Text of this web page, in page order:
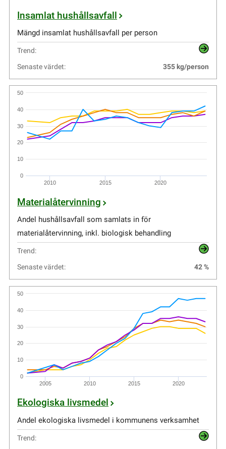
Insamlat hushållsavfall
Mängd insamlat hushållsavfall per person
Trend:
Senaste värdet:
355 kg/person
2010 2015 2020
0
10
20
30
40
50
Materialåtervinning
Andel hushållsavfall som samlats in för
materialåtervinning, inkl. biologisk behandling
Trend:
Senaste värdet:
42 %
2005 2010 2015 2020
0
10
20
30
40
50
Ekologiska livsmedel
Andel ekologiska livsmedel i kommunens verksamhet
Trend: